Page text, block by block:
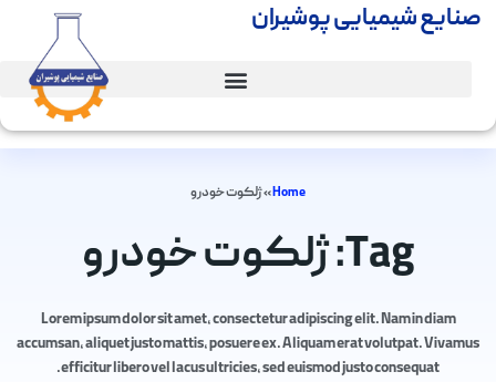
صنایع شیمیایی پوشیران
Home
»ژلکوت خودرو
Tag: ژلکوت خودرو
Lorem ipsum dolor sit amet, consectetur adipiscing elit. Nam in diam
accumsan, aliquet justo mattis, posuere ex. Aliquam erat volutpat. Vivamus
efficitur libero vel lacus ultricies, sed euismod justo consequat.